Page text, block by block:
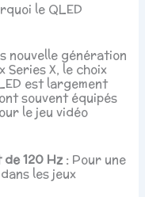
le QLED
nouvelle génération
Series X, le choix
est largement
souvent équipés
le jeu vidéo
120 Hz : Pour une
les jeux